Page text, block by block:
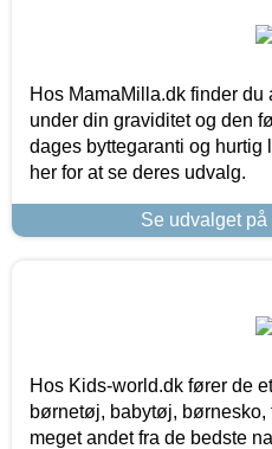
Hos MamaMilla.dk finder du
under din graviditet og den
dages byttegaranti og hurtig
her for at se deres udvalg.
Se udvalget
Hos Kids-world.dk fører de
børnetøj, babytøj,
meget andet fra de bedste